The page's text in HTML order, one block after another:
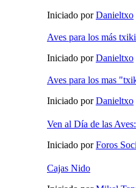
Iniciado porDanieltxo
Aves para los más
Iniciado porDanieltxo
Aves para los mas
Iniciado porDanieltxo
Ven al Día de las
Iniciado porForos
Cajas Nido